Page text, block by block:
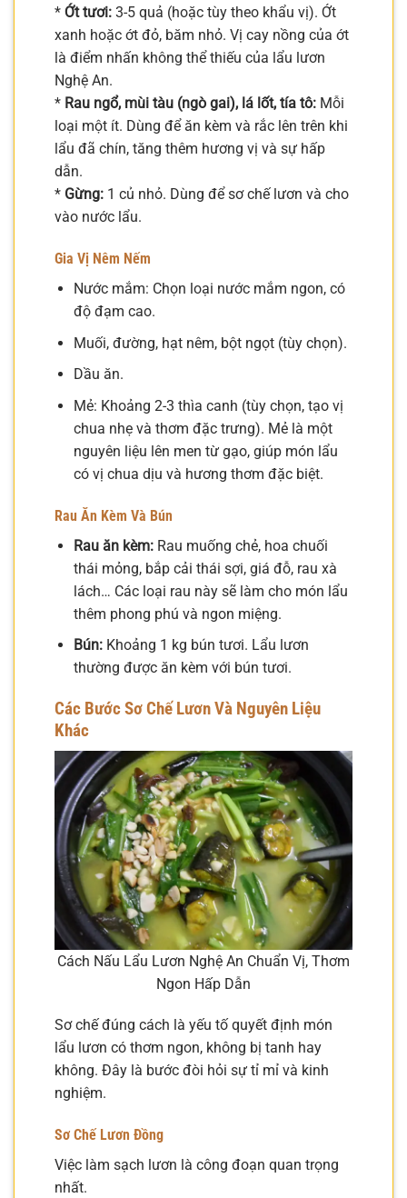
* Ớt tươi: 3-5 quả (hoặc tùy theo khẩu vị). Ớt
xanh hoặc ớt đỏ, băm nhỏ. Vị cay nồng của ớt
là điểm nhấn không thể thiếu của lẩu lươn
Nghệ An.
* Rau ngổ, mùi tàu (ngò gai), lá lốt, tía tô: Mỗi
loại một ít. Dùng để ăn kèm và rắc lên trên khi
lẩu đã chín, tăng thêm hương vị và sự hấp
dẫn.
* Gừng: 1 củ nhỏ. Dùng để sơ chế lươn và cho
vào nước lẩu.
Gia Vị Nêm Nếm
Nước mắm: Chọn loại nước mắm ngon, có
độ đạm cao.
Muối, đường, hạt nêm, bột ngọt (tùy chọn).
Dầu ăn.
Mẻ: Khoảng 2-3 thìa canh (tùy chọn, tạo vị
chua nhẹ và thơm đặc trưng). Mẻ là một
nguyên liệu lên men từ gạo, giúp món lẩu
có vị chua dịu và hương thơm đặc biệt.
Rau Ăn Kèm Và Bún
Rau ăn kèm:Rau muống chẻ, hoa chuối
thái mỏng, bắp cải thái sợi, giá đỗ, rau xà
lách… Các loại rau này sẽ làm cho món lẩu
thêm phong phú và ngon miệng.
Bún:Khoảng 1 kg bún tươi. Lẩu lươn
thường được ăn kèm với bún tươi.
Các Bước Sơ Chế Lươn Và Nguyên Liệu
Khác
Cách Nấu Lẩu Lươn Nghệ An Chuẩn Vị, Thơm
Ngon Hấp Dẫn
Sơ chế đúng cách là yếu tố quyết định món
lẩu lươn có thơm ngon, không bị tanh hay
không. Đây là bước đòi hỏi sự tỉ mỉ và kinh
nghiệm.
Sơ Chế Lươn Đồng
Việc làm sạch lươn là công đoạn quan trọng
nhất.